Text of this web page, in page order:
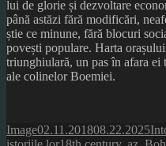
lui de glorie și dezvoltare
până astăzi fără modificări,
știe ce minune, fără blocuri
povești populare. Harta
triunghiulară, un pas în afara ei
ale colinelor Boemiei.
Format
ImagePosted
on
02.11.201808.22.2025
Tags